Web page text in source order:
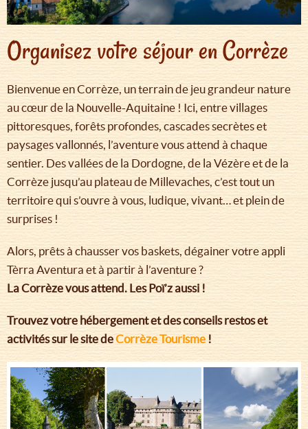
Organisez votre séjour en Corrèze
Bienvenue en Corrèze, un terrain de jeu grandeur nature
au cœur de la Nouvelle-Aquitaine ! Ici, entre villages
pittoresques, forêts profondes, cascades secrètes et
paysages vallonnés, l’aventure vous attend à chaque
sentier. Des vallées de la Dordogne, de la Vézère et de la
Corrèze jusqu’au plateau de Millevaches, c’est tout un
territoire qui s’ouvre à vous, ludique, vivant… et plein de
surprises !
Alors, prêts à chausser vos baskets, dégainer votre appli
Tèrra Aventura et à partir à l’aventure ?
La Corrèze vous attend. Les Poï’z aussi !
Trouvez votre hébergement et des conseils restos et
activités sur le site deCorrèze Tourisme !